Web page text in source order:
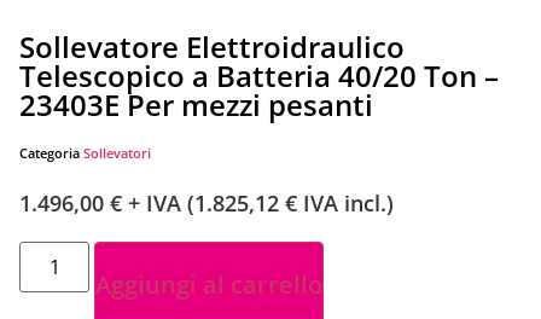
Sollevatore Elettroidraulico
Telescopico a Batteria 40/20 Ton –
23403E Per mezzi pesanti
Categoria Sollevatori
1.496,00 € + IVA (1.825,12 € IVA incl.)
Aggiungi al carrello